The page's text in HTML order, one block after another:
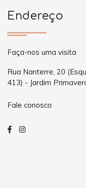
Endereço
Faça-nos uma visita
Rua Nanterre, 20
413) - Jardim
Fale conosco